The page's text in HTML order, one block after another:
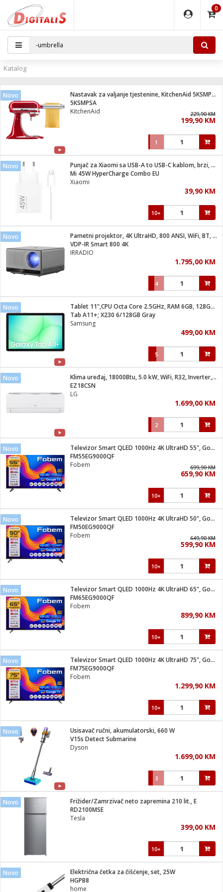
0
...
aparati
pribor
pribor
Vitrine
Sušilica
za kosu
brijanje
pribor
i pribor
program
pribor
tuš
/ G4
svjetla
grla
materijal
i kutije
i oprema
gorivo
- Analogija
- IP
kamere
IP
brave
Katalog
Novo
Nastavak za valjanje tjestenine, KitchenAid 5KSMPSA
5KSMPSA
KitchenAid
229,90 KM
199,90 KM
1
Novo
Punjač za Xiaomi sa USB-A to USB-C kablom, brzi, 45W
Mi 45W HyperCharge Combo EU
Xiaomi
39,90 KM
10+
Novo
Pametni projektor, 4K UltraHD, 800 ANSI, WiFi, BT, Android
VDP-IR Smart 800 4K
IRRADIO
1.795,00 KM
4
Novo
Tablet 11",CPU Octa Core 2.5GHz, RAM 6GB, 128GB, 7040mAh
Tab A11+; X230 6/128GB Gray
Samsung
499,00 KM
5
Novo
Klima uređaj, 18000Btu, 5.0 kW, WiFi, R32, Inverter, A++/A+
EZ18CSN
LG
1.699,00 KM
2
Novo
Televizor Smart QLED 1000Hz 4K UltraHD 55", Google TV
FM55EG9000QF
Fobem
699,90 KM
659,90 KM
10+
Novo
Televizor Smart QLED 1000Hz 4K UltraHD 50", Google TV
FM50EG9000QF
Fobem
649,90 KM
599,90 KM
10+
Novo
Televizor Smart QLED 1000Hz 4K UltraHD 65", Google TV
FM65EG9000QF
Fobem
899,90 KM
10+
Novo
Televizor Smart QLED 1000Hz 4K UltraHD 75", Google TV
FM75EG9000QF
Fobem
1.299,90 KM
10+
Novo
Usisavač ručni, akumulatorski, 660 W
V15s Detect Submarine
Dyson
1.699,00 KM
3
Novo
Frižider/Zamrzivač neto zapremina 210 lit., E
RD2100MSE
Tesla
399,00 KM
10+
Novo
Električna četka za čišćenje, set, 25W
HGPB8
home